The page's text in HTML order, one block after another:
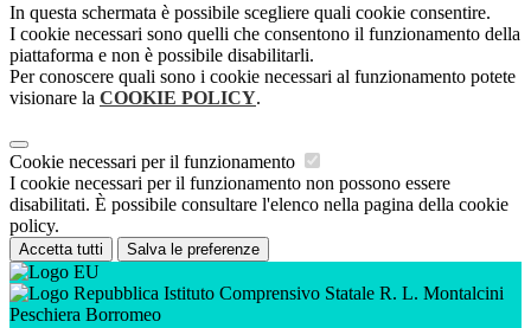
In questa schermata è possibile scegliere quali cookie consentire.
I cookie necessari sono quelli che consentono il funzionamento della
piattaforma e non è possibile disabilitarli.
Per conoscere quali sono i cookie necessari al funzionamento potete
visionare la COOKIE POLICY.
Cookie necessari per il funzionamento
I cookie necessari per il funzionamento non possono essere
disabilitati. È possibile consultare l'elenco nella pagina della cookie
policy.
Accetta tutti Salva le preferenze
Istituto Comprensivo Statale R. L. Montalcini
Peschiera Borromeo